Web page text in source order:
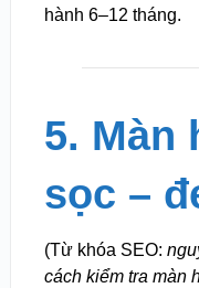
hành 6–12 tháng.
5. Màn
sọc –
(Từ khóa SEO:
cách kiểm tra màn